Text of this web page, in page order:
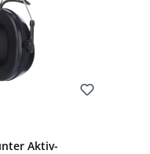
Aktiv-